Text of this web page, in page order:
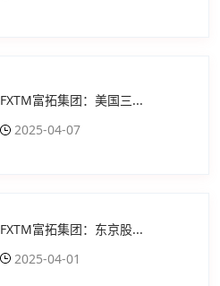
FXTM富拓集团：美国三...
2025-04-07
FXTM富拓集团：东京股...
2025-04-01